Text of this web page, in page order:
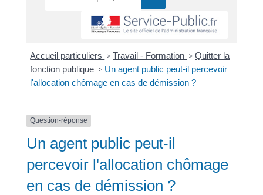
Accueil particuliers > Travail - Formation > Quitter la
fonction publique > Un agent public peut-il percevoir
l'allocation chômage en cas de démission ?
Question-réponse
Un agent public peut-il
percevoir l'allocation chômage
en cas de démission ?